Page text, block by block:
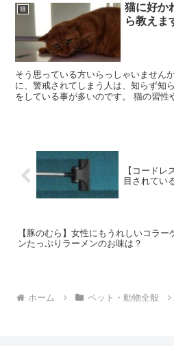
猫
猫に好か
ら教えま
そう思っている方いらっしゃいません
に、警戒されてしまう人は、知らず知
をしている事が多いのです。 猫の習性
【コードレ
目されてい
【豚のむら】女性にもうれしいコラー
ンたっぷりラーメンのお味は？
ホーム ペット・動物全般